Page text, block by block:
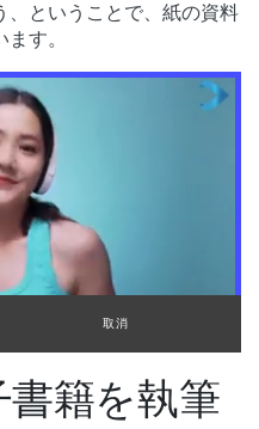
、ということで、紙の資料
す。
取消
書籍を執筆